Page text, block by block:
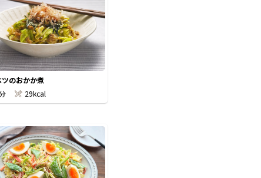
ツのおかか煮
29kcal